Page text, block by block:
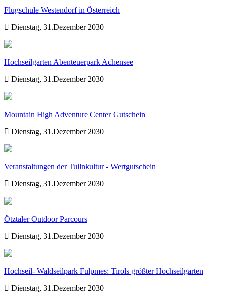
Flugschule Westendorf in Österreich
Dienstag, 31.Dezember 2030
Hochseilgarten Abenteuerpark Achensee
Dienstag, 31.Dezember 2030
Mountain High Adventure Center Gutschein
Dienstag, 31.Dezember 2030
Veranstaltungen der Tullnkultur - Wertgutschein
Dienstag, 31.Dezember 2030
Ötztaler Outdoor Parcours
Dienstag, 31.Dezember 2030
Hochseil- Waldseilpark Fulpmes: Tirols größter Hochseilgarten
Dienstag, 31.Dezember 2030